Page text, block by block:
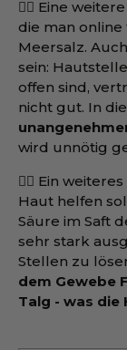
👎🏻 Eine
die man online
Meersalz.
sein:
offen sind,
nicht gut. In
wird unnötig
👎🏻 Ein
Haut helfen
Säure im Saft
sehr stark
Stellen zu
dem Gewebe
Talg - was